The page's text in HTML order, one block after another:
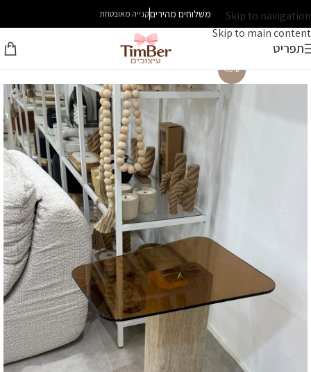
Skip to navigation
Skip to main content
משלוחים מהיריםקנייה מאובטחת
תפריט
-30%